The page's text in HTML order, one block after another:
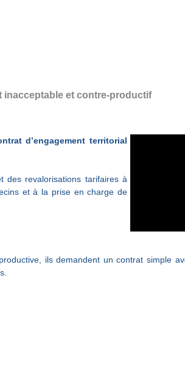
inacceptable et contre-productif
d’engagement territorial
des revalorisations tarifaires à
et à la prise en charge de
ils demandent un contrat simple